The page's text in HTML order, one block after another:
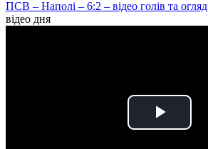
ПСВ – Наполі – 6:2 – відео голів та
відео дня
Play